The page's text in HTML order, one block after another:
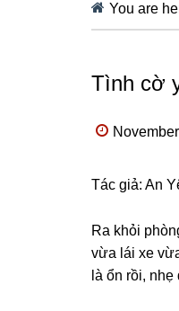
You are
Tình cờ
Tác ɡiả: An
Ra khỏi
vừa lái xe
là ổn rồi,